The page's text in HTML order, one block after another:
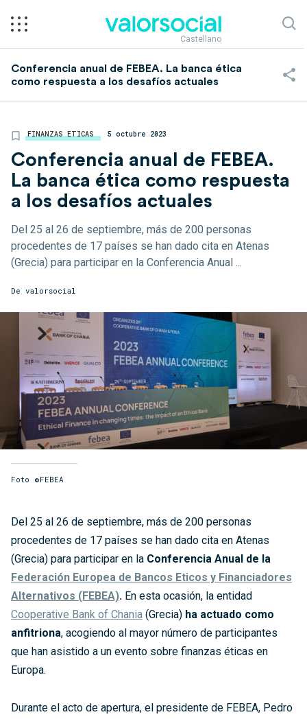
Castellano
Conferencia anual de FEBEA. La banca ética
como respuesta a los desafíos actuales
FINANZAS ETICAS 5 octubre 2023
Conferencia anual de FEBEA.
La banca ética como respuesta
a los desafíos actuales
Del 25 al 26 de septiembre, más de 200 personas
procedentes de 17 países se han dado cita en Atenas
(Grecia) para participar en la Conferencia Anual ...
De valorsocial
Foto ©FEBEA
Del 25 al 26 de septiembre, más de 200 personas
procedentes de 17 países se han dado cita en Atenas
(Grecia) para participar en la Conferencia Anual de la
Federación Europea de Bancos Eticos y Financiadores
Alternativos (FEBEA). En esta ocasión, la entidad
Cooperative Bank of Chania (Grecia) ha actuado como
anfitriona, acogiendo al mayor número de participantes
que han asistido a un evento sobre finanzas éticas en
Europa.
Durante el acto de apertura, el presidente de FEBEA, Pedro